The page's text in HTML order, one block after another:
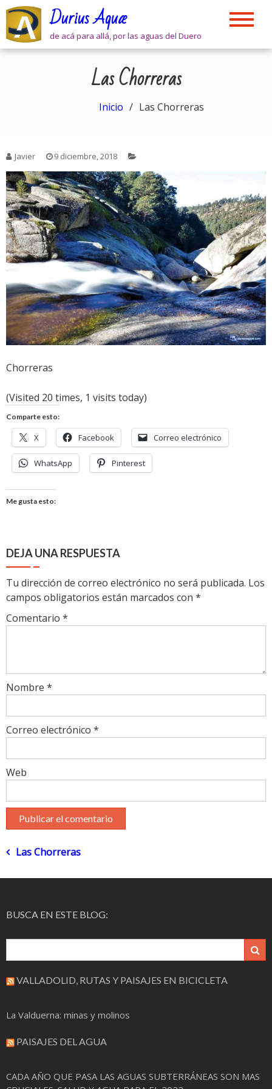
Skip
content
Durius Aquæ
de acá para allá, por las aguas del Duero
Las Chorreras
Inicio Las Chorreras
Javier 9 diciembre, 2018
Chorreras
(Visited 20 times, 1 visits today)
Comparte esto:
X Facebook Correo electrónico
WhatsApp Pinterest
Me gusta esto:
DEJA UNA RESPUESTA
Tu dirección de correo electrónico no será publicada. Los
campos obligatorios están marcados con *
Comentario *
Nombre *
Correo electrónico *
Web
Navegación
de
Las Chorreras
BUSCA EN ESTE BLOG:
VALLADOLID, RUTAS Y PAISAJES EN BICICLETA
La Valduerna: minas y molinos
PAISAJES DEL AGUA
CADA AÑO QUE PASA LAS AGUAS SUBTERRÁNEAS SON MAS